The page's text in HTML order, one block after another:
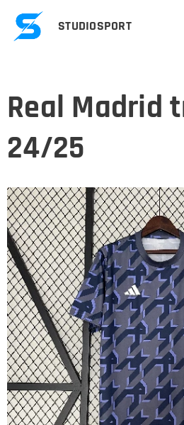
STUDIOSPORT
Real Madrid
24/25